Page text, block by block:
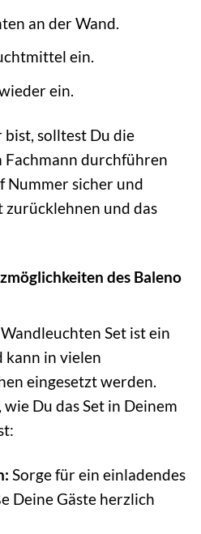
an der Wand.
ein.
ein.
solltest Du die
durchführen
Nummer sicher und
zurücklehnen und das
des Baleno
Set ist ein
in vielen
eingesetzt werden.
Du das Set in Deinem
Sorge für ein einladendes
Deine Gäste herzlich